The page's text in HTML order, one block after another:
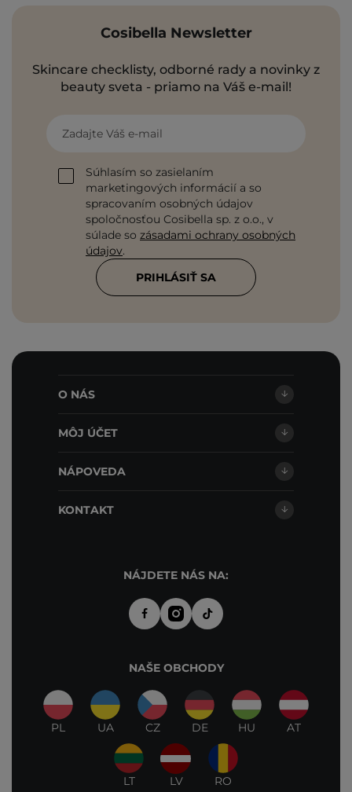
Cosibella Newsletter
Skincare checklisty, odborné rady a novinky z
beauty sveta - priamo na Váš e-mail!
Zadajte Váš e-mail
Súhlasím so zasielaním
marketingových informácií a so
spracovaním osobných údajov
spoločnosťou Cosibella sp. z o.o., v
súlade so zásadami ochrany osobných
údajov.
PRIHLÁSIŤ SA
O NÁS
MÔJ ÚČET
NÁPOVEDA
KONTAKT
NÁJDETE NÁS NA:
NAŠE OBCHODY
PL UA CZ DE HU AT
LT LV RO